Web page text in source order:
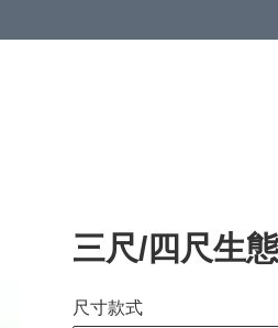
三尺/四尺生
尺寸款式